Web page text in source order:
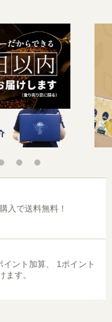
入で送料無料！
ント加算、
1ポイント
ます。